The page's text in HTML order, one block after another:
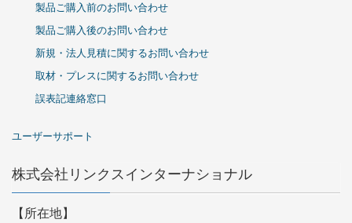
製品ご購入前のお問い合わせ
製品ご購入後のお問い合わせ
新規・法人見積に関するお問い合わせ
取材・プレスに関するお問い合わせ
誤表記連絡窓口
ユーザーサポート
株式会社リンクスインターナショナル
【所在地】